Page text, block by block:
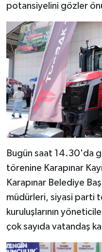
potansiyelini gözler
Bugün saat 14.30'da
törenine Karapınar
Karapınar Belediye
müdürleri, siyasi parti
kuruluşlarının
çok sayıda vatandaş